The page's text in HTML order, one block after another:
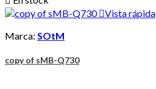
Vista rápida
Marca: SOtM
copy of sMB-Q730